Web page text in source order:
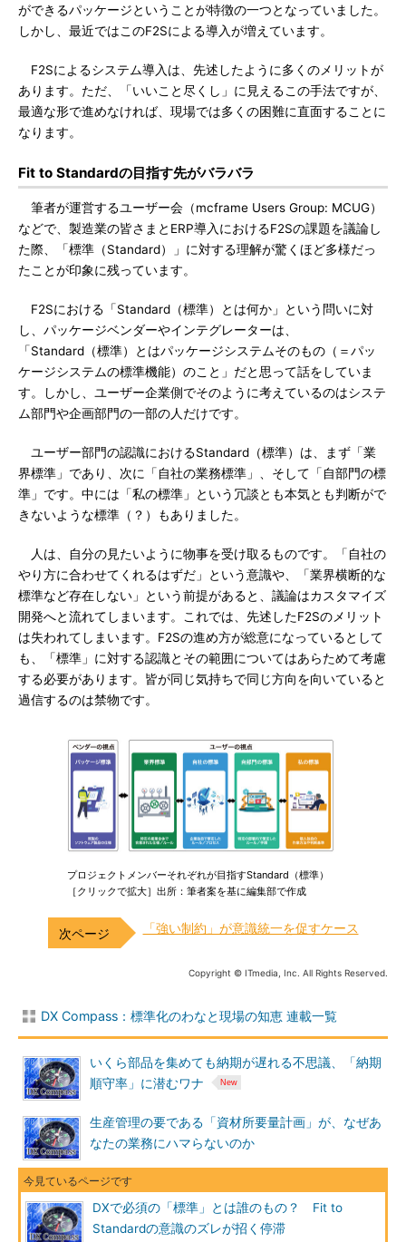
ができるパッケージということが特徴の一つとなっていました。
しかし、最近ではこのF2Sによる導入が増えています。
F2Sによるシステム導入は、先述したように多くのメリットが
あります。ただ、「いいこと尽くし」に見えるこの手法ですが、
最適な形で進めなければ、現場では多くの困難に直面することに
なります。
Fit to Standardの目指す先がバラバラ
筆者が運営するユーザー会（mcframe Users Group: MCUG）
などで、製造業の皆さまとERP導入におけるF2Sの課題を議論し
た際、「標準（Standard）」に対する理解が驚くほど多様だっ
たことが印象に残っています。
F2Sにおける「Standard（標準）とは何か」という問いに対
し、パッケージベンダーやインテグレーターは、
「Standard（標準）とはパッケージシステムそのもの（＝パッ
ケージシステムの標準機能）のこと」だと思って話をしていま
す。しかし、ユーザー企業側でそのように考えているのはシステ
ム部門や企画部門の一部の人だけです。
ユーザー部門の認識におけるStandard（標準）は、まず「業
界標準」であり、次に「自社の業務標準」、そして「自部門の標
準」です。中には「私の標準」という冗談とも本気とも判断がで
きないような標準（？）もありました。
人は、自分の見たいように物事を受け取るものです。「自社の
やり方に合わせてくれるはずだ」という意識や、「業界横断的な
標準など存在しない」という前提があると、議論はカスタマイズ
開発へと流れてしまいます。これでは、先述したF2Sのメリット
は失われてしまいます。F2Sの進め方が総意になっているとして
も、「標準」に対する認識とその範囲についてはあらためて考慮
する必要があります。皆が同じ気持ちで同じ方向を向いていると
過信するのは禁物です。
プロジェクトメンバーそれぞれが目指すStandard（標準）
［クリックで拡大］出所：筆者案を基に編集部で作成
「強い制約」が意識統一を促すケース
Copyright © ITmedia, Inc. All Rights Reserved.
DX Compass：標準化のわなと現場の知恵 連載一覧
いくら部品を集めても納期が遅れる不思議、「納期
順守率」に潜むワナ
生産管理の要である「資材所要量計画」が、なぜあ
なたの業務にハマらないのか
DXで必須の「標準」とは誰のもの？ Fit to
Standardの意識のズレが招く停滞